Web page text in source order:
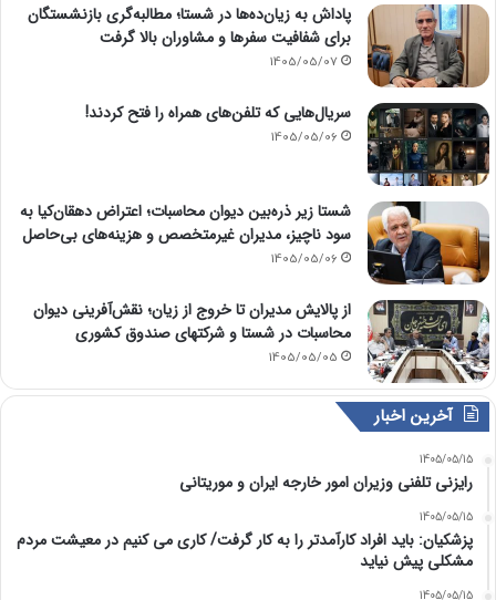
پاداش به زیان‌ده‌ها در شستا؛ مطالبه‌گری بازنشستگان
برای شفافیت سفرها و مشاوران بالا گرفت
1405/05/07
سریال‌هایی که تلفن‌های همراه را فتح کردند!
1405/05/06
شستا زیر ذره‌بین دیوان محاسبات؛ اعتراض دهقان‌کیا به
سود ناچیز، مدیران غیرمتخصص و هزینه‌های بی‌حاصل
1405/05/06
از پالایش مدیران تا خروج از زیان؛ نقش‌آفرینی دیوان
محاسبات در شستا و شرکتهای صندوق کشوری
1405/05/05
آخرین اخبار
1405/05/15
رایزنی تلفنی وزیران امور خارجه ایران و موریتانی
1405/05/15
پزشکیان: باید افراد کارآمدتر را به کار گرفت/ کاری می کنیم در معیشت مردم
مشکلی پیش نیاید
1405/05/15